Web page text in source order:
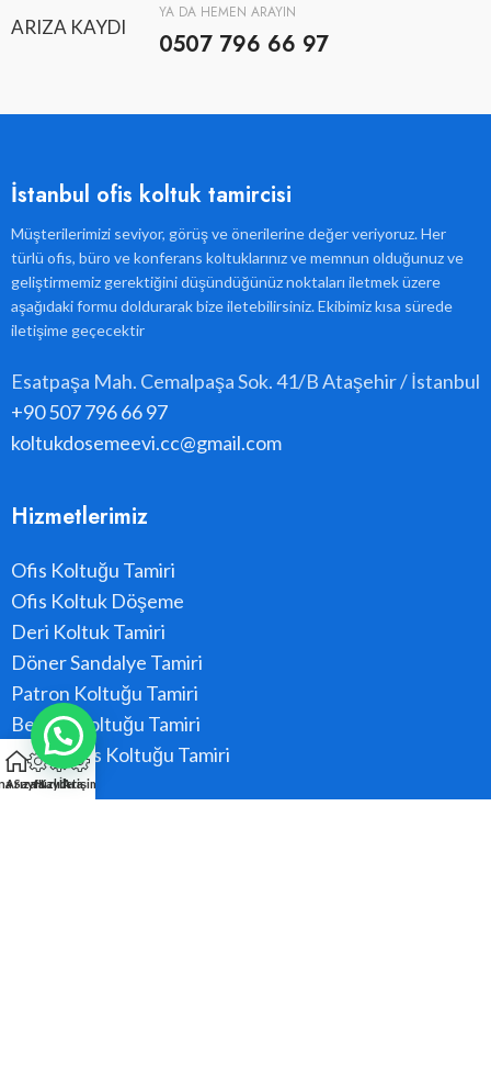
ARIZA KAYDI
YA DA HEMEN ARAYIN
0507 796 66 97
İstanbul ofis koltuk tamircisi
Müşterilerimizi seviyor, görüş ve önerilerine değer veriyoruz. Her
türlü ofis, büro ve konferans koltuklarınız ve memnun olduğunuz ve
geliştirmemiz gerektiğini düşündüğünüz noktaları iletmek üzere
aşağıdaki formu doldurarak bize iletebilirsiniz. Ekibimiz kısa sürede
iletişime geçecektir
Esatpaşa Mah. Cemalpaşa Sok. 41/B Ataşehir / İstanbul
+90 507 796 66 97
koltukdosemeevi.cc@gmail.com
Hizmetlerimiz
Ofis Koltuğu Tamiri
Ofis Koltuk Döşeme
Deri Koltuk Tamiri
Döner Sandalye Tamiri
Patron Koltuğu Tamiri
Berber Koltuğu Tamiri
Konferans Koltuğu Tamiri
Sayfa
Arıza Kaydı
Hızlı Ara
İletişim